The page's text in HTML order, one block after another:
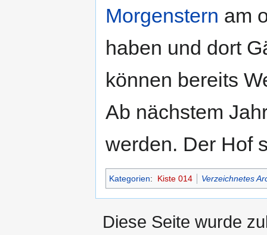
Morgenstern am
haben und dort
können bereits
Ab nächstem
werden. Der Hof
Kategorien: Kiste 014 Verzeichnetes
Diese Seite wurde